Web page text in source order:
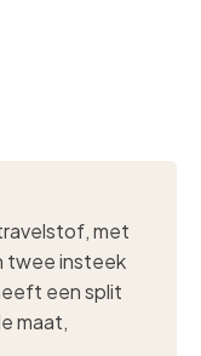
met
twee insteek
een split
maat,